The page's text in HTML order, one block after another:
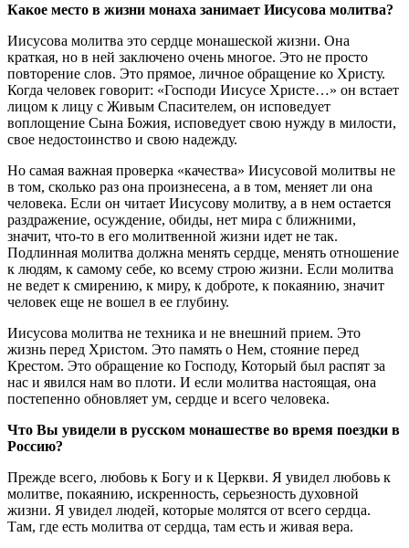
Какое место в жизни монаха занимает ­Иисусова молитва?
Иисусова молитва это сердце монашеской жизни. Она
краткая, но в ней заключено очень многое. Это не просто
повторение слов. Это прямое, личное обращение ко Христу.
Когда человек говорит: «Господи Иисусе Христе…» он встает
лицом к лицу с Живым Спасителем, он исповедует
воплощение Сына Божия, исповедует свою нужду в милости,
свое недостоинство и свою надежду.
Но самая важная проверка «качества» Иисусовой молитвы не
в том, сколько раз она произнесена, а в том, меняет ли она
человека. Если он читает Иисусову молитву, а в нем остается
раздражение, осуждение, обиды, нет мира с ближними,
значит, что-то в его молитвенной жизни идет не так.
Подлинная молитва должна менять сердце, менять отношение
к людям, к самому себе, ко всему строю жизни. Если молитва
не ведет к смирению, к миру, к доброте, к покаянию, значит
человек еще не вошел в ее глубину.
Иисусова молитва не техника и не внешний прием. Это
жизнь перед Христом. Это память о Нем, стояние перед
Крестом. Это обращение ко Господу, Который был распят за
нас и явился нам во плоти. И если молитва настоящая, она
постепенно обновляет ум, сердце и всего человека.
Что Вы увидели в русском монашестве во время поездки в
Россию?
Прежде всего, любовь к Богу и к Церкви. Я увидел любовь к
молитве, покаянию, искренность, серьезность духовной
жизни. Я увидел людей, которые молятся от всего сердца.
Там, где есть молитва от сердца, там есть и живая вера.